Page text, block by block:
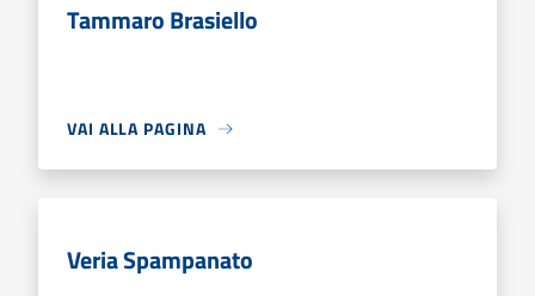
Tammaro Brasiello
VAI ALLA PAGINA
Veria Spampanato